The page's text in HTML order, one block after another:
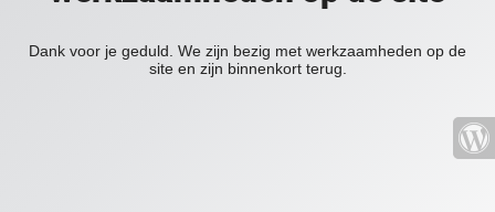
Dank voor je geduld. We zijn bezig met werkzaamheden op de
site en zijn binnenkort terug.